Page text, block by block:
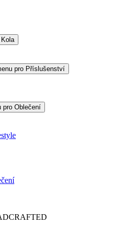
pro Příslušenství
pro Oblečení